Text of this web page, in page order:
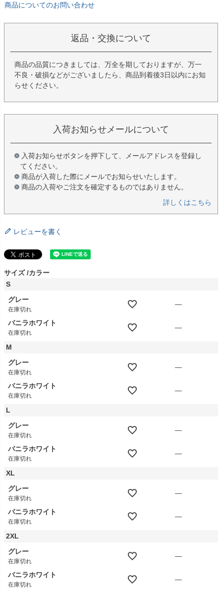
商品についてのお問い合わせ
返品・交換について
商品の品質につきましては、万全を期しておりますが、万一
不良・破損などがございましたら、商品到着後3日以内にお知
らせください。
入荷お知らせメールについて
入荷お知らせボタンを押下して、メールアドレスを登録し
てください。
商品が入荷した際にメールでお知らせいたします。
商品の入荷やご注文を確定するものではありません。
詳しくはこちら
レビューを書く
サイズ カラー
S
グレー
在庫切れ
—
バニラホワイト
在庫切れ
—
M
グレー
在庫切れ
—
バニラホワイト
在庫切れ
—
L
グレー
在庫切れ
—
バニラホワイト
在庫切れ
—
XL
グレー
在庫切れ
—
バニラホワイト
在庫切れ
—
2XL
グレー
在庫切れ
—
バニラホワイト
在庫切れ
—